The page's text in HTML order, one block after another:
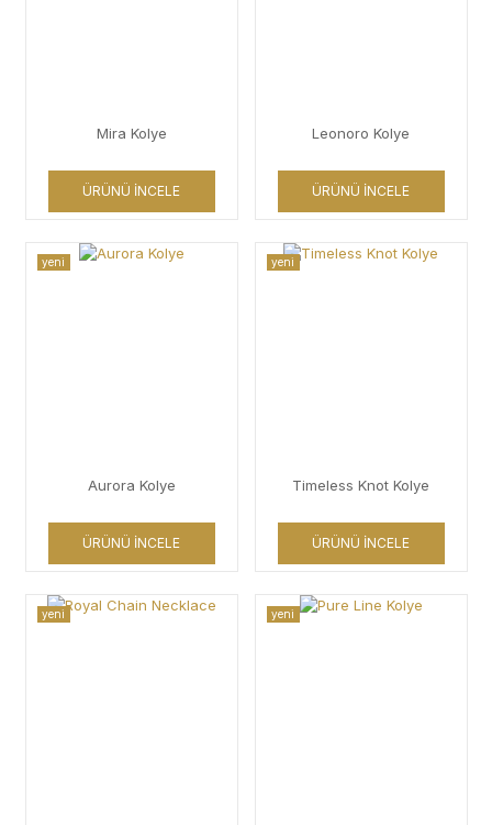
Mira Kolye
ÜRÜNÜ İNCELE
Leonoro Kolye
ÜRÜNÜ İNCELE
yeni
Aurora Kolye
ÜRÜNÜ İNCELE
yeni
Timeless Knot Kolye
ÜRÜNÜ İNCELE
yeni yeni